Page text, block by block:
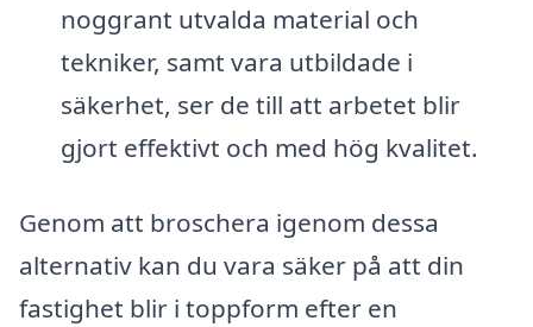
noggrant utvalda material och
tekniker, samt vara utbildade i
säkerhet, ser de till att arbetet blir
gjort effektivt och med hög kvalitet.
Genom att broschera igenom dessa
alternativ kan du vara säker på att din
fastighet blir i toppform efter en